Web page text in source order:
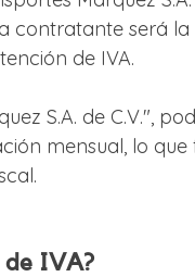
contratante será
de IVA.
S.A. de C.V.",
mensual, lo
de IVA?